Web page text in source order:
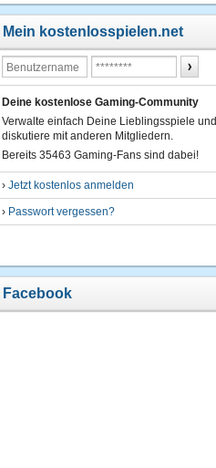
Mein kostenlosspielen.net
Deine kostenlose Gaming-Community
Verwalte einfach Deine Lieblingsspiele und
diskutiere mit anderen Mitgliedern.
Bereits 35463 Gaming-Fans sind dabei!
› Jetzt kostenlos anmelden
› Passwort vergessen?
Facebook